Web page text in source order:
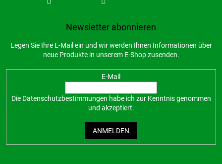
Newsletter abonnieren
Legen Sie Ihre E-Mail ein und wir werden Ihnen Informationen über
neue Produkte in unserem E-Shop zusenden.
E-Mail
Die Datenschutzbestimmungen habe ich zur Kenntnis genommen
und akzeptiert.
ANMELDEN